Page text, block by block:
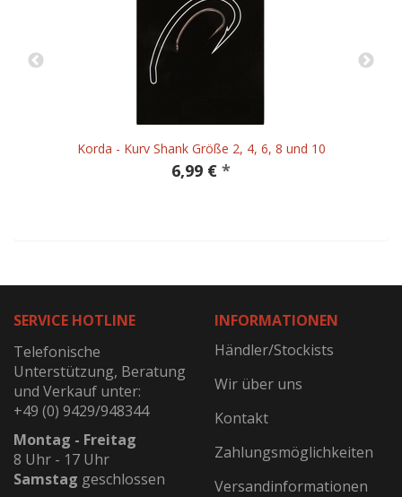
Korda - Kurv Shank Größe 2, 4, 6, 8 und 10
6,99 € *
SERVICE HOTLINE
Telefonische
Unterstützung, Beratung
und Verkauf unter:
+49 (0) 9429/948344
Montag - Freitag
8 Uhr - 17 Uhr
Samstag geschlossen
INFORMATIONEN
Händler/Stockists
Wir über uns
Kontakt
Zahlungsmöglichkeiten
Versandinformationen